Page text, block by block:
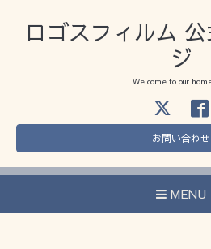
ロゴスフィルム
ジ
Welcome to our
お問い合わせ
MENU